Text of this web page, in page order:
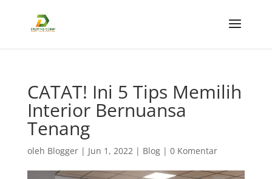
CATAT! Ini 5 Tips Memilih
Interior Bernuansa
Tenang
oleh Blogger| Jun 1, 2022| Blog| 0 Komentar